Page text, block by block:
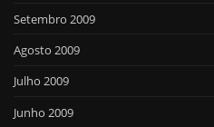
Setembro 2009
Agosto 2009
Julho 2009
Junho 2009